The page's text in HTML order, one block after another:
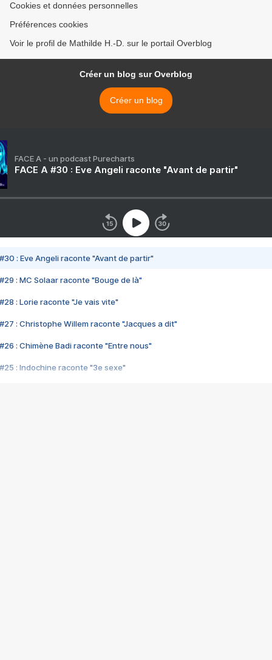
Cookies et données personnelles
Préférences cookies
Voir le profil de Mathilde H.-D. sur le portail Overblog
Créer un blog sur Overblog
Créer un blog
FACE A - un podcast Purecharts
FACE A #30 : Eve Angeli raconte "Avant de partir"
#30 : Eve Angeli raconte "Avant de partir"
#29 : MC Solaar raconte "Bouge de là"
#28 : Lorie raconte "Je vais vite"
#27 : Christophe Willem raconte "Jacques a dit"
#26 : Chimène Badi raconte "Entre nous"
#25 : Indochine raconte "3e sexe"